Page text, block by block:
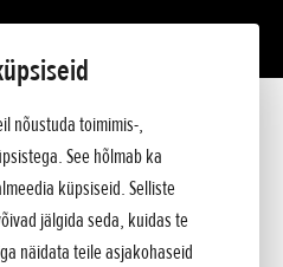
nõustuda toimimis-,
See hõlmab ka
küpsiseid. Selliste
jälgida seda, kuidas te
näidata teile asjakohaseid
AEGA